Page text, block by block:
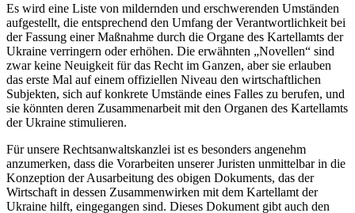
Es wird eine Liste von mildernden und erschwerenden Umständen
aufgestellt, die entsprechend den Umfang der Verantwortlichkeit bei
der Fassung einer Maßnahme durch die Organe des Kartellamts der
Ukraine verringern oder erhöhen. Die erwähnten „Novellen“ sind
zwar keine Neuigkeit für das Recht im Ganzen, aber sie erlauben
das erste Mal auf einem offiziellen Niveau den wirtschaftlichen
Subjekten, sich auf konkrete Umstände eines Falles zu berufen, und
sie könnten deren Zusammenarbeit mit den Organen des Kartellamts
der Ukraine stimulieren.
Für unsere Rechtsanwaltskanzlei ist es besonders angenehm
anzumerken, dass die Vorarbeiten unserer Juristen unmittelbar in die
Konzeption der Ausarbeitung des obigen Dokuments, das der
Wirtschaft in dessen Zusammenwirken mit dem Kartellamt der
Ukraine hilft, eingegangen sind. Dieses Dokument gibt auch den